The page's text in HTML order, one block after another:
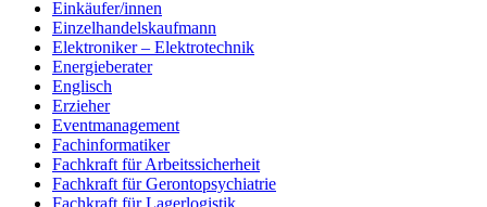
Einkäufer/innen
Einzelhandelskaufmann
Elektroniker – Elektrotechnik
Energieberater
Englisch
Erzieher
Eventmanagement
Fachinformatiker
Fachkraft für Arbeitssicherheit
Fachkraft für Gerontopsychiatrie